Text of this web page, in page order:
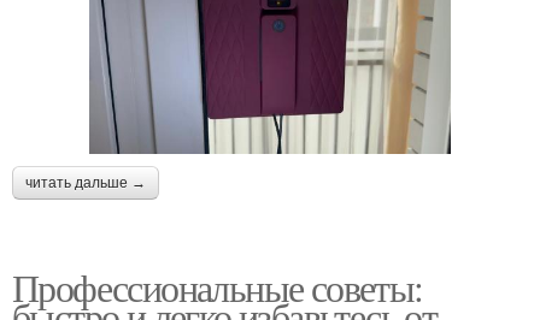
читать дальше →
Профессиональные советы: